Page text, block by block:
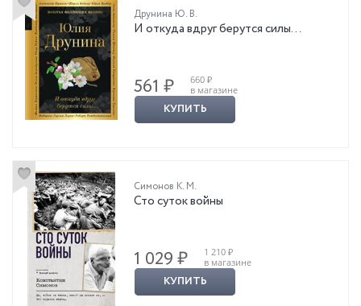
Друнина Ю. В.
И откуда вдруг берутся силы…
561 ₽
660 ₽
в магазине
КУПИТЬ
Симонов К. М.
Сто суток войны
1 029 ₽
1 210 ₽
в магазине
КУПИТЬ